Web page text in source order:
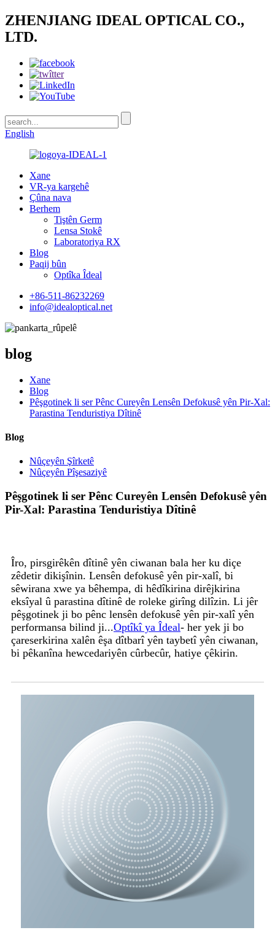
ZHENJIANG IDEAL OPTICAL CO.,
LTD.
English
Xane
VR-ya kargehê
Çûna nava
Berhem
Tiştên Germ
Lensa Stokê
Laboratoriya RX
Blog
Paqij bûn
Optîka Îdeal
+86-511-86232269
info@idealoptical.net
blog
Xane
Blog
Pêşgotinek li ser Pênc Cureyên Lensên Defokusê yên Pir-Xal:
Parastina Tenduristiya Dîtinê
Blog
Nûçeyên Şîrketê
Nûçeyên Pîşesaziyê
Pêşgotinek li ser Pênc Cureyên Lensên Defokusê yên
Pir-Xal: Parastina Tenduristiya Dîtinê
Îro, pirsgirêkên dîtinê yên ciwanan bala her ku diçe
zêdetir dikişînin. Lensên defokusê yên pir-xalî, bi
sêwirana xwe ya bêhempa, di hêdîkirina dirêjkirina
eksîyal û parastina dîtinê de roleke girîng dilîzin. Li jêr
pêşgotinek ji bo pênc lensên defokusê yên pir-xalî yên
performansa bilind ji...Optîkî ya Îdeal- her yek ji bo
çareserkirina xalên êşa dîtbarî yên taybetî yên ciwanan,
bi pêkanîna hewcedariyên cûrbecûr, hatiye çêkirin.